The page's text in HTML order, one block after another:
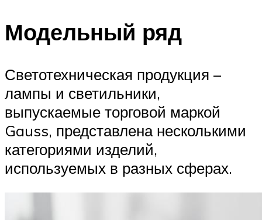
Модельный ряд
Светотехническая продукция –
лампы и светильники,
выпускаемые торговой маркой
Gauss, представлена несколькими
категориями изделий,
используемых в разных сферах.